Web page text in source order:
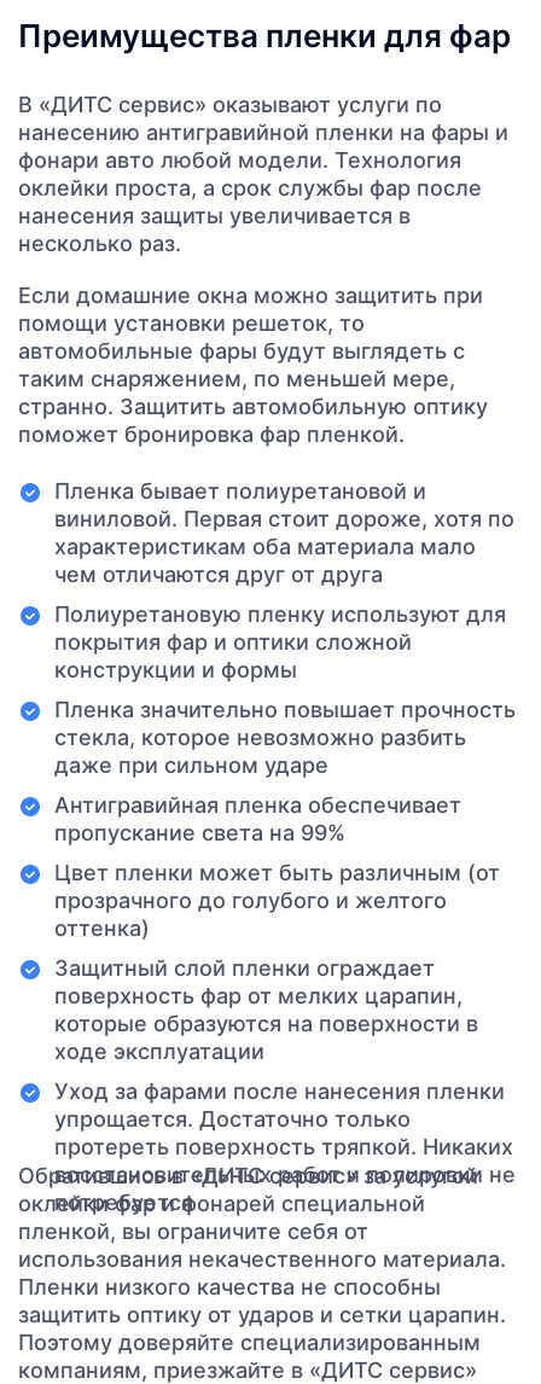
Преимущества пленки для фар
В «ДИТС сервис» оказывают услуги по
нанесению антигравийной пленки на фары и
фонари авто любой модели. Технология
оклейки проста, а срок службы фар после
нанесения защиты увеличивается в
несколько раз.
Если домашние окна можно защитить при
помощи установки решеток, то
автомобильные фары будут выглядеть с
таким снаряжением, по меньшей мере,
странно. Защитить автомобильную оптику
поможет бронировка фар пленкой.
Пленка бывает полиуретановой и
виниловой. Первая стоит дороже, хотя по
характеристикам оба материала мало
чем отличаются друг от друга
Полиуретановую пленку используют для
покрытия фар и оптики сложной
конструкции и формы
Пленка значительно повышает прочность
стекла, которое невозможно разбить
даже при сильном ударе
Антигравийная пленка обеспечивает
пропускание света на 99%
Цвет пленки может быть различным (от
прозрачного до голубого и желтого
оттенка)
Защитный слой пленки ограждает
поверхность фар от мелких царапин,
которые образуются на поверхности в
ходе эксплуатации
Уход за фарами после нанесения пленки
упрощается. Достаточно только
протереть поверхность тряпкой. Никаких
восстановительных работ и полировки не
потребуется
Обратившись в «ДИТС сервис» за услугой
оклейки фар и фонарей специальной
пленкой, вы ограничите себя от
использования некачественного материала.
Пленки низкого качества не способны
защитить оптику от ударов и сетки царапин.
Поэтому доверяйте специализированным
компаниям, приезжайте в «ДИТС сервис»